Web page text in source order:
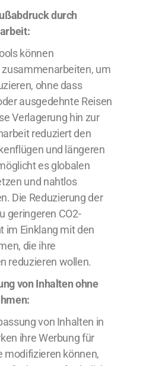
durch
können
um
ohne dass
ausgedehnte Reisen
Verlagerung hin zur
reduziert den
und längeren
es globalen
und nahtlos
Die Reduzierung der
geringeren CO2-
im Einklang mit den
die ihre
reduzieren wollen.
von Inhalten ohne
von Inhalten in
ihre Werbung für
modifizieren können,